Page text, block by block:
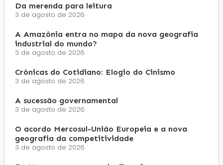
Da merenda para leitura
3 de agosto de 2026
A Amazônia entra no mapa da nova geografia
industrial do mundo?
3 de agosto de 2026
Crônicas do Cotidiano: Elogio do Cinismo
3 de agosto de 2026
A sucessão governamental
3 de agosto de 2026
O acordo Mercosul-União Europeia e a nova
geografia da competitividade
3 de agosto de 2026